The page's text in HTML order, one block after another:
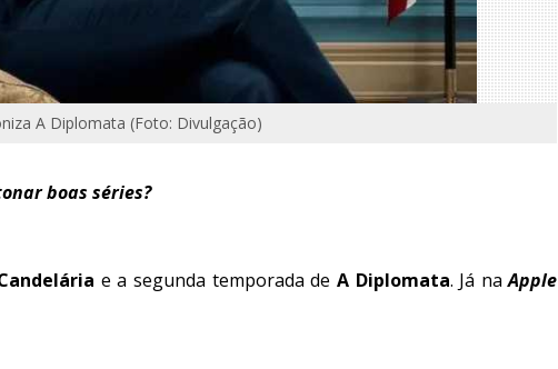
A Diplomata (Foto: Divulgação)
boas séries?
e a segunda temporada de A Diplomata. Já naApple